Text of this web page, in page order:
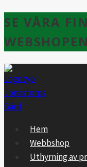
Skip
content
SE VÅRA
Hem
Webbshop
Uthyrning av